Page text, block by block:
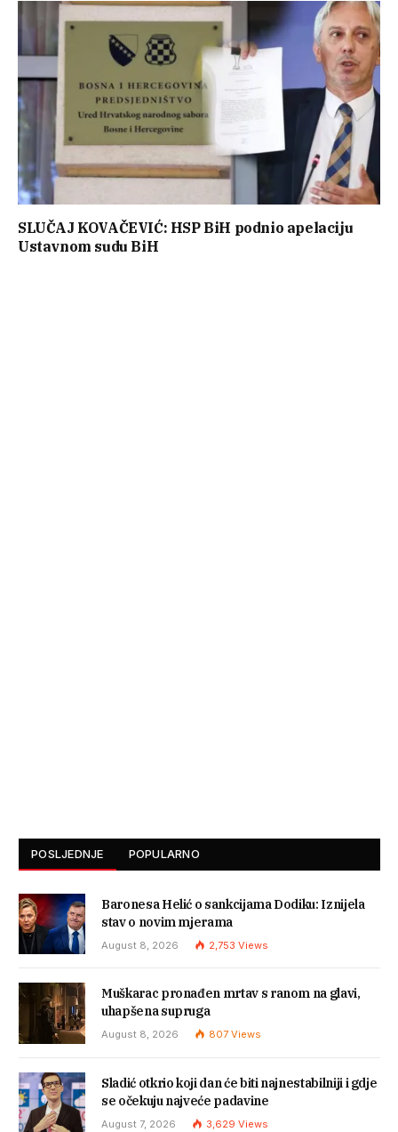
SLUČAJ KOVAČEVIĆ: HSP BiH podnio apelaciju
Ustavnom sudu BiH
POSLJEDNJE POPULARNO
Baronesa Helić o sankcijama Dodiku: Iznijela
stav o novim mjerama
August 8, 2026 2,753 Views
Muškarac pronađen mrtav s ranom na glavi,
uhapšena supruga
August 8, 2026 807 Views
Sladić otkrio koji dan će biti najnestabilniji i gdje
se očekuju najveće padavine
August 7, 2026 3,629 Views